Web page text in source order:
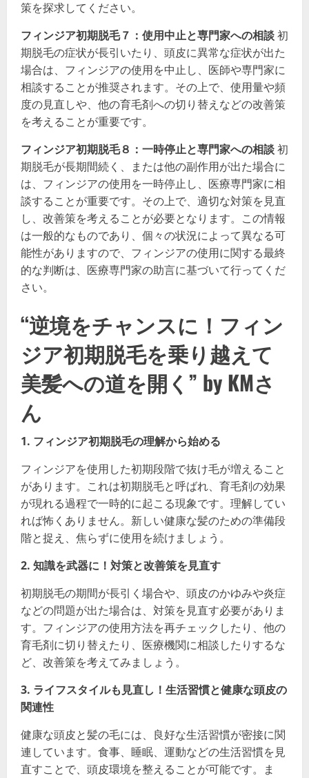
策を探求してください。
フィンジア初期脱毛７：使用中止と専門家への相談初
期脱毛の症状が長引いたり、頭皮に異常な症状が出た
場合は、フィンジアの使用を中止し、医師や専門家に
相談することが推奨されます。その上で、使用量や頻
度の見直しや、他の育毛剤への切り替えなどの改善策
を考えることが重要です。
フィンジア初期脱毛８：一時停止と専門家への相談初
期脱毛が長期間続く、または他の副作用が出た場合に
は、フィンジアの使用を一時停止し、医療専門家に相
談することが重要です。その上で、適切な対策を見直
し、改善策を考えることが必要となります。この情報
は一般的なものであり、個々の状況によって異なる可
能性がありますので、フィンジアの使用に関する最終
的な判断は、医療専門家の助言に基づいて行ってくだ
さい。
“逆境をチャンスに！フィン
ジア初期脱毛を乗り越えて
美髪への道を開く ” by KMさ
ん
1. フィンジア初期脱毛の理解から始める
フィンジアを使用した初期段階で抜け毛が増えること
があります。これは初期脱毛と呼ばれ、育毛剤の効果
が現れる過程で一時的に起こる現象です。理解してい
れば怖くありません。新しい健康な髪のための準備段
階と捉え、焦らずに使用を続けましょう。
2. 知識を武器に！対策と改善策を見直す
初期脱毛の期間が長引く場合や、頭皮のかゆみや炎症
などの問題が出た場合は、対策を見直す必要がありま
す。フィンジアの使用方法を再チェックしたり、他の
育毛剤に切り替えたり、医療機関に相談したりするな
ど、改善策を考えてみましょう。
3. ライフスタイルも見直し！生活習慣と健康な頭皮の
関連性
健康な頭皮と髪の毛には、良好な生活習慣が密接に関
連しています。食事、睡眠、運動などの生活習慣を見
直すことで、頭皮環境を整えることが可能です。ま